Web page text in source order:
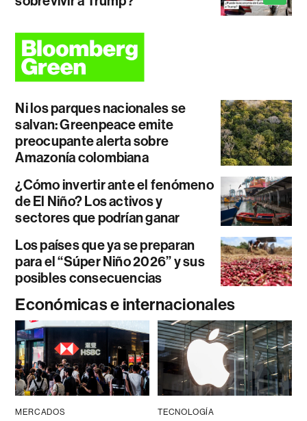
Ni los parques nacionales se
salvan: Greenpeace emite
preocupante alerta sobre
Amazonía colombiana
¿Cómo invertir ante el fenómeno
de El Niño? Los activos y
sectores que podrían ganar
Los países que ya se preparan
para el “Súper Niño 2026” y sus
posibles consecuencias
Económicas e internacionales
MERCADOS TECNOLOGÍA